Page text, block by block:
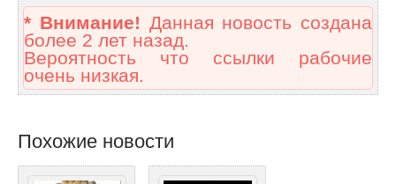
* Внимание! Данная новость создана
более 2 лет назад.
Вероятность что ссылки рабочие
очень низкая.
Похожие новости